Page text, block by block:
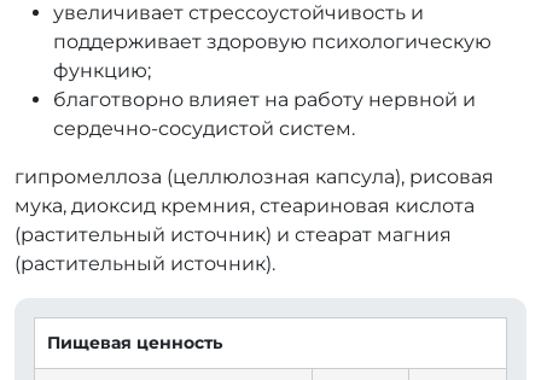
увеличивает стрессоустойчивость и
поддерживает здоровую психологическую
функцию;
благотворно влияет на работу нервной и
сердечно-сосудистой систем.
гипромеллоза (целлюлозная капсула), рисовая
мука, диоксид кремния, стеариновая кислота
(растительный источник) и стеарат магния
(растительный источник).
Пищевая ценность